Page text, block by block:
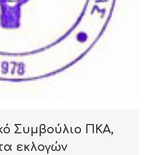
Συμβούλιο ΠΚΑ,
εκλογών